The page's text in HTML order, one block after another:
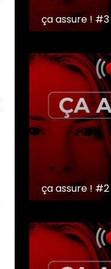
ça assure ! #3
ça assure ! #2